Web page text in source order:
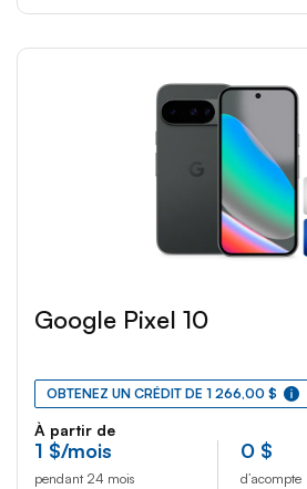
Google Pixel 10
OBTENEZ UN CRÉDIT DE 1 266,00 $
À partir de
1 $/mois
pendant 24 mois
0 $
d’acompte